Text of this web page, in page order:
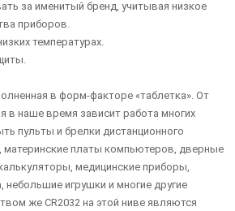
за именитый бренд, учитывая низкое
приборов.
температурах.
в форм-факторе «таблетка». От
в наше время зависит работа многих
пульты и брелки дистанционного
материнские платы компьютеров, дверные
медицинские приборы,
небольшие игрушки и многие другие
же CR2032 на этой ниве являются